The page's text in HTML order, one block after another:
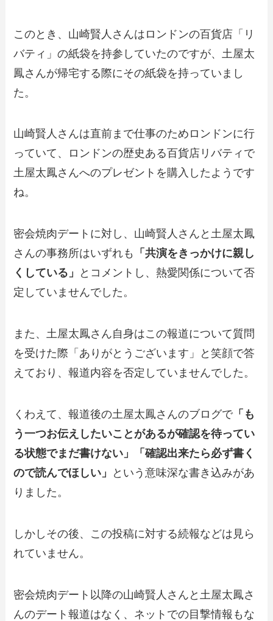
このとき、山崎賢人さんはロンドンの百貨店「リ
バティ」の紙袋を持参していたのですが、土屋太
鳳さんが帰宅する際にその紙袋を持っていまし
た。
山崎賢人さんは直前まで仕事のためロンドンに行
っていて、ロンドンの歴史ある百貨店リバティで
土屋太鳳さんへのプレゼントを購入したようです
ね。
密会焼肉デートに対し、山崎賢人さんと土屋太鳳
さんの事務所はいずれも
「共演をきっかけに親し
くしている」
とコメントし、熱愛関係について否
定していませんでした。
また、土屋太鳳さん自身はこの報道について質問
を受けた際「ありがとうございます」と笑顔で答
えており、報道内容を否定していませんでした。
くわえて、報道後の土屋太鳳さんのブログで「も
う一つお伝えしたいことがあるが確認を待ってい
る状態でまだ書けない」「確認出来たら必ず書く
ので読んでほしい」
という意味深な書き込みがあ
りました。
しかしその後、この投稿に対する続報などは見ら
れていません。
密会焼肉デート以降の山崎賢人さんと土屋太鳳さ
んのデート報道はなく、ネットでの目撃情報もな